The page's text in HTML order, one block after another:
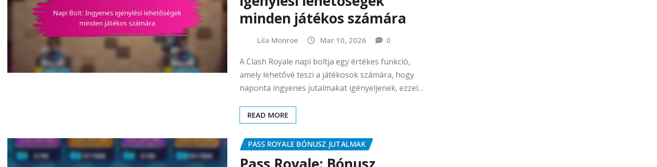
minden játékos számára
Lila Monroe Mar 10, 2026 0
A Clash Royale napi boltja egy értékes funkció,
amely lehetővé teszi a játékosok számára, hogy
naponta ingyenes jutalmakat igényeljenek, ezzel…
READ MORE
PASS ROYALE BÓNUSZ JUTALMAK